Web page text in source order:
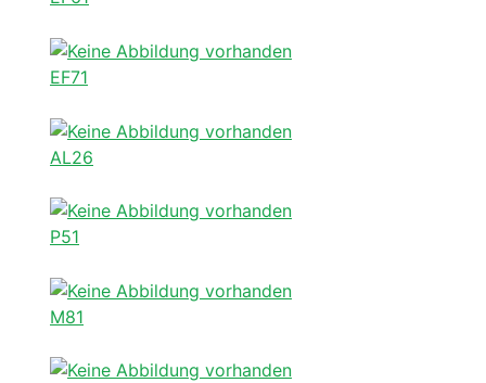
EF71
AL26
P51
M81